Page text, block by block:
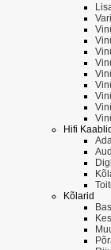
Hifi Kaablid
Kõlarid